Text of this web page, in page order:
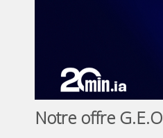
Notre offre G.E.O